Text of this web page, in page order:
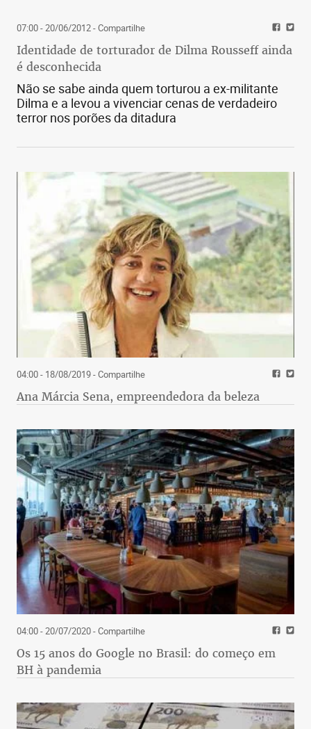
07:00 - 20/06/2012- Compartilhe
Identidade de torturador de Dilma Rousseff ainda
é desconhecida
Não se sabe ainda quem torturou a ex-militante
Dilma e a levou a vivenciar cenas de verdadeiro
terror nos porões da ditadura
04:00 - 18/08/2019- Compartilhe
Ana Márcia Sena, empreendedora da beleza
04:00 - 20/07/2020- Compartilhe
Os 15 anos do Google no Brasil: do começo em
BH à pandemia